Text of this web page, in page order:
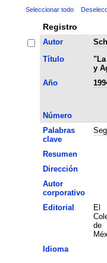
Seleccionar todo
Registro
Autor
Título
"La
y
Año
Número
Palabras
clave
Resumen
Dirección
Autor
corporativo
Editorial
El
de
Idioma